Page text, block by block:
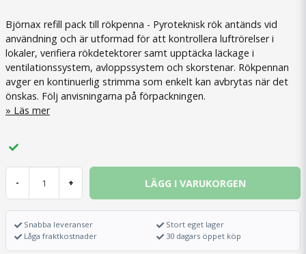
Björnax refill pack till rökpenna - Pyroteknisk rök antänds vid
användning och är utformad för att kontrollera luftrörelser i
lokaler, verifiera rökdetektorer samt upptäcka läckage i
ventilationssystem, avloppssystem och skorstenar. Rökpennan
avger en kontinuerlig strimma som enkelt kan avbrytas när det
önskas. Följ anvisningarna på förpackningen.
Läs mer
- + LÄGG I VARUKORGEN
Snabba leveranser
Låga fraktkostnader
Stort eget lager
30 dagars öppet köp